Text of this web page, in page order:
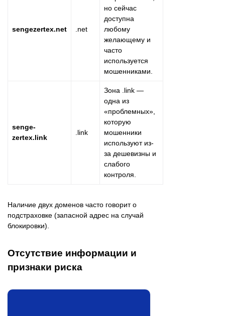
sengezertex.net .net
но сейчас
доступна
любому
желающему и
часто
используется
мошенниками.
senge-
zertex.link
.link
Зона .link —
одна из
«проблемных»,
которую
мошенники
используют из-
за дешевизны и
слабого
контроля.
Наличие двух доменов часто говорит о
подстраховке (запасной адрес на случай
блокировки).
Отсутствие информации и
признаки риска